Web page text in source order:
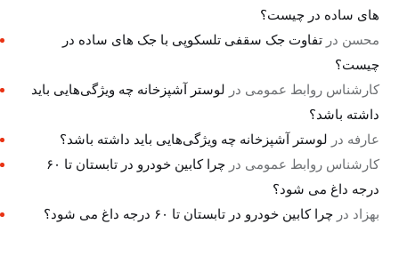
های ساده در چیست؟
محسن درتفاوت جک سقفی تلسکوپی با جک های ساده در
چیست؟
کارشناس روابط عمومی در لوستر آشپزخانه چه ویژگی‌هایی باید
داشته باشد؟
عارفه در لوستر آشپزخانه چه ویژگی‌هایی باید داشته باشد؟
کارشناس روابط عمومی در
چرا کابین خودرو در تابستان تا ۶۰
درجه داغ می شود؟
بهزاد درچرا کابین خودرو در تابستان تا ۶۰ درجه داغ می شود؟